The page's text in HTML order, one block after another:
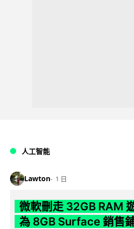
人工智能
Lawton 1 日
微軟刪走 32GB RAM
為 8GB Surface 銷售